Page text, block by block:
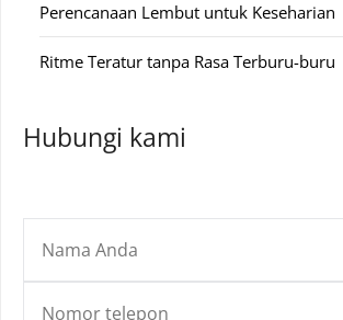
Perencanaan Lembut untuk Keseharian
Ritme Teratur tanpa Rasa Terburu-buru
Hubungi kami